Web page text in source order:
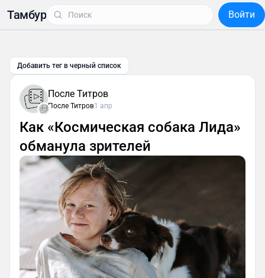
Тамбур Войти
Добавить тег в черный список
После Титров
После Титров1 апр
Как «Космическая собака Лида»
обманула зрителей